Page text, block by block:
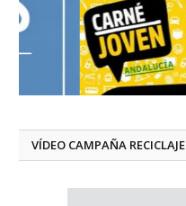
VÍDEO CAMPAÑA RECICLAJE